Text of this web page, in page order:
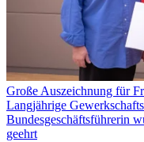
Große Auszeichnung für
Langjährige
Bundesgeschäftsführerin
geehrt